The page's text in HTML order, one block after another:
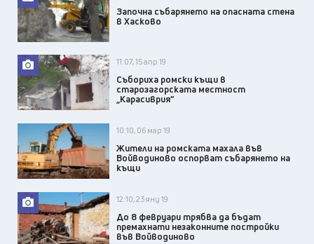
Започна събарянето на опасната стена
в Хасково
11:07, 15 апр 19
Събориха ромски къщи в
старозагорската местност
„Карасиврия”
10:10, 06 мар 19
Жители на ромската махала във
Войводиново оспорват събарянето на
къщи
12:10, 23 яну 19
До 8 февруари трябва да бъдат
премахнати незаконните постройки
във Войводиново